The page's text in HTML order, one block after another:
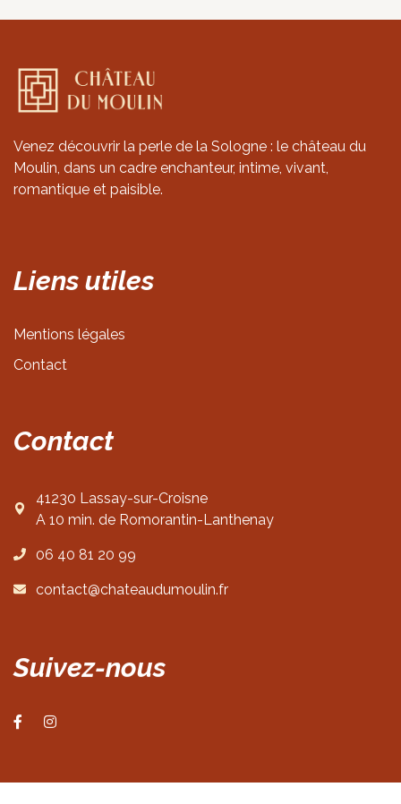
Venez découvrir la perle de la Sologne : le château du
Moulin, dans un cadre enchanteur, intime, vivant,
romantique et paisible.
Liens utiles
Mentions légales
Contact
Contact
41230 Lassay-sur-Croisne
A 10 min. de Romorantin-Lanthenay
06 40 81 20 99
contact@chateaudumoulin.fr
Suivez-nous